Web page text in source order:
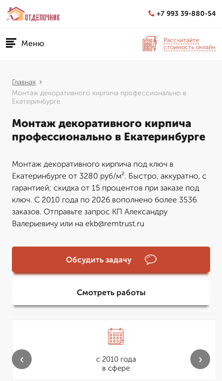
+7 993 39-880-54
Меню
Рассчитайте
стоимость онлайн
Главная
Монтаж декоративного кирпича профессионально в
Екатеринбурге
Монтаж декоративного кирпича
профессионально в Екатеринбурге
Монтаж декоративного кирпича под ключ в
Екатеринбурге от 3280 руб/м². Быстро, аккуратно, с
гарантией; скидка от 15 процентов при заказе под
ключ. С 2010 года по 2026 вополнено более 3536
заказов. Отправьте запрос КП Александру
Валерьевичу или на ekb@remtrust.ru
Обсудить задачу
Смотреть работы
с 2010 года
в сфере
‹ ›